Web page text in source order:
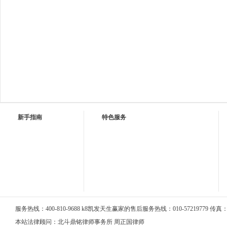
新手指南 特色服务
服务热线：400-810-9688 k8凯发天生赢家的售后服务热线：010-57219779 传真
本站法律顾问：北斗鼎铭律师事务所 周正国律师